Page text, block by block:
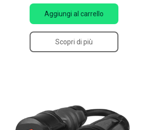
Aggiungi al carrello
Scopri di più